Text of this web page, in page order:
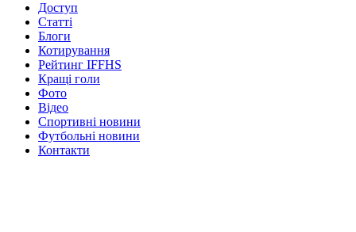
Доступ
Статті
Блоги
Котирування
Рейтинг IFFHS
Кращі голи
Фото
Відео
Спортивні новини
Футбольні новини
Контакти